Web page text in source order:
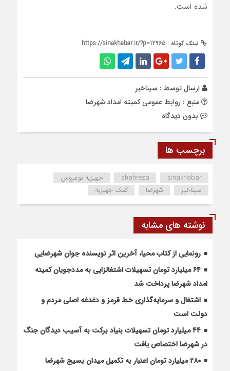
شده است.
لینک کوتاه : https://sinakhabar.ir/?p=12965
ارسال توسط : سیناخبر
منبع : روابط عمومی کمیته امداد شهرضا
بدون دیدگاه
برچسب ها
shahreza sinakhabar
جهیزیه نوعروس
سیناخبر
شهرضا کمک جهیزیه
نوشته های مشابه
رونمایی از کتاب محیا، آخرین اثر نویسنده جوان شهرضایی
۶۴ میلیارد تومان تسهیلات اشتغالزایی به مددجویان کمیته
امداد شهرضا پرداخت شد
اشتغال و سرمایه‌گذاری خط قرمز و دغدغه اصلی مردم و
دولت است
۴۴ میلیارد تومان تسهیلات بنیاد برکت به آسیب دیدگان جنگ
در شهرضا اختصاص یافت
۲۸۰ میلیارد تومان اعتبار به تکمیل میدان بسیج شهرضا